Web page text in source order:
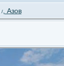
/, Азов